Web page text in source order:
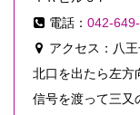
電話： 042-
アクセス：八
北口を出たら左方
信号を渡って三又